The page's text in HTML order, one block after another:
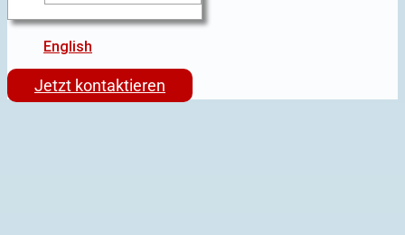
English
Jetzt kontaktieren